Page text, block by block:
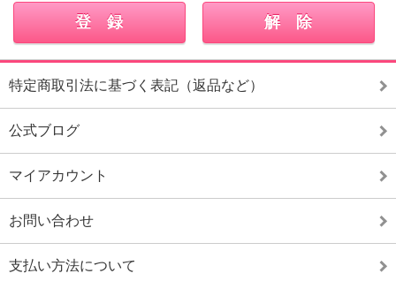
特定商取引法に基づく表記（返品など）
公式ブログ
マイアカウント
お問い合わせ
支払い方法について